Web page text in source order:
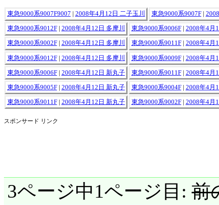
東急9000系9007F9007 2008年4月12日 二子玉川 東急9000系9007F|
東急9000系9012F| 2008年4月12日 多摩川 東急9000系9006F| 2008年4月
東急9000系9002F| 2008年4月12日 多摩川 東急9000系9011F| 2008年4月
東急9000系9012F| 2008年4月12日 多摩川 東急9000系9009F| 2008年4月
東急9000系9006F| 2008年4月12日 新丸子 東急9000系9011F| 2008年4月
東急9000系9005F| 2008年4月12日 新丸子 東急9000系9004F| 2008年4月
東急9000系9011F| 2008年4月12日 新丸子 東急9000系9002F| 2008年4月
スポンサード リンク
3ページ中1ページ目: 前